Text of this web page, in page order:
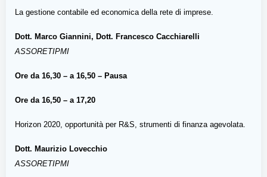
La gestione contabile ed economica della rete di imprese.
Dott. Marco Giannini, Dott. Francesco Cacchiarelli
ASSORETIPMI
Ore da 16,30 – a 16,50 – Pausa
Ore da 16,50 – a 17,20
Horizon 2020, opportunità per R&S, strumenti di finanza agevolata.
Dott. Maurizio Lovecchio
ASSORETIPMI